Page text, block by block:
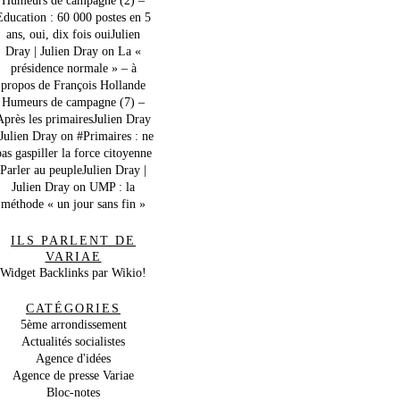
: 60 000 postes en 5
ans, oui, dix fois ouiJulien
Dray | Julien Dray on La «
présidence normale » – à
propos de François Hollande
Humeurs de campagne (7) –
les primairesJulien Dray
Dray on #Primaires : ne
gaspiller la force citoyenne
Parler au peupleJulien Dray |
Julien Dray on UMP : la
méthode « un jour sans fin »
ILS PARLENT DE
VARIAE
Widget Backlinks par Wikio!
CATÉGORIES
5ème arrondissement
Actualités socialistes
Agence d'idées
Agence de presse Variae
Bloc-notes